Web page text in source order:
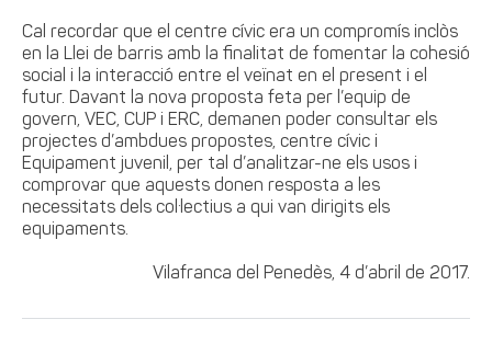
Cal recordar que el centre cívic era un compromís inclòs
en la Llei de barris amb la finalitat de fomentar la cohesió
social i la interacció entre el veïnat en el present i el
futur. Davant la nova proposta feta per l’equip de
govern, VEC, CUP i ERC, demanen poder consultar els
projectes d’ambdues propostes, centre cívic i
Equipament juvenil, per tal d’analitzar-ne els usos i
comprovar que aquests donen resposta a les
necessitats dels col·lectius a qui van dirigits els
equipaments.
Vilafranca del Penedès, 4 d’abril de 2017.